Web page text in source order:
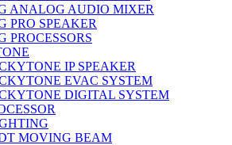
ANALOG AUDIO MIXER
PRO SPEAKER
PROCESSORS
IP SPEAKER
EVAC SYSTEM
DIGITAL SYSTEM
MOVING BEAM